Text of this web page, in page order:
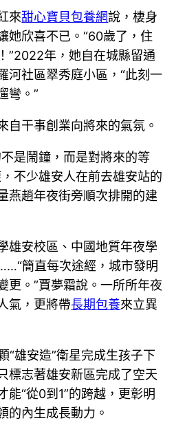
來甜心寶貝包養網說，棲身
她欣喜不已。“60歲了，住
”2022年，她自在城縣留通
河社區翠秀庭小區，“此刻一
彎。”
自干事創業向將來的氣氛。
是鬧鐘，而是對將來的等
不少雄安人在前去雄安站的
燕趙年夜街旁順次排開的建
雄安校區、中國地質年夜學
簡直每次途經，城市發明
更。”賈夢霜說。一所所年夜
氣，更將帶長期包養來立異
“雄安造”衛星完成生孩子下
標志著雄安新區完成了空天
能“從0到1”的跨越，更彰明
的內生成長動力。